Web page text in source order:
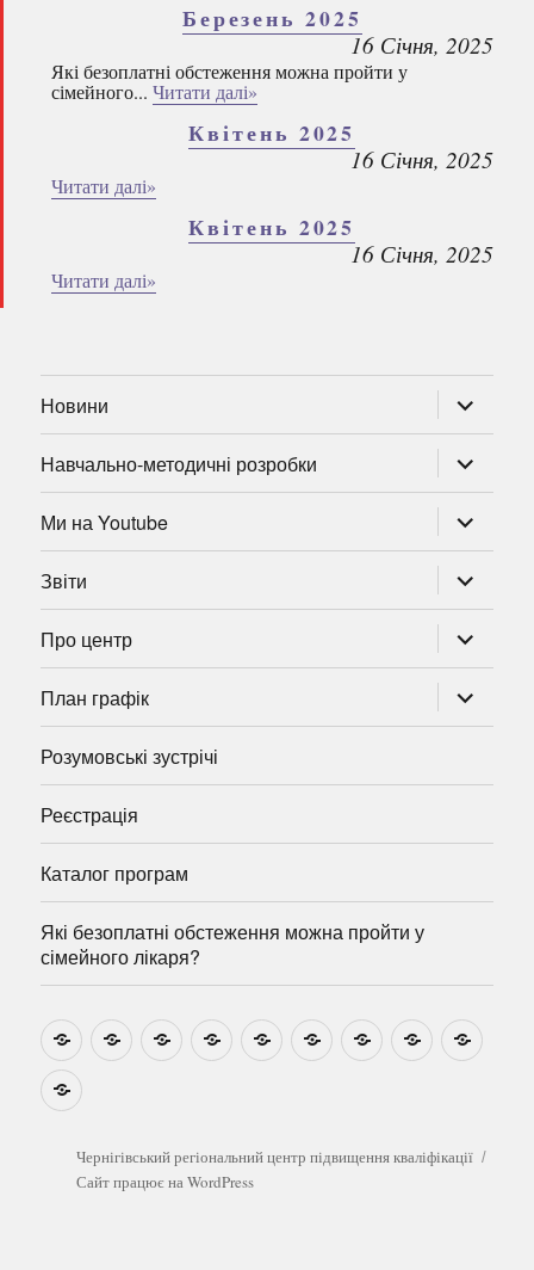
Березень 2025
16 Січня, 2025
Які безоплатні обстеження можна пройти у
сімейного... Читати далі»
Квітень 2025
16 Січня, 2025
Читати далі»
Квітень 2025
16 Січня, 2025
Читати далі»
Новини
підменю
Навчально-методичні розробки
підменю
Ми на Youtube
підменю
Звіти
підменю
Про центр
підменю
План графік
підменю
Розумовські зустрічі
Реєстрація
Каталог програм
Які безоплатні обстеження можна пройти у
сімейного лікаря?
НовиниНавчально-
методичні
Ми
на
Звіти Про
центр
План
графік
Розумовські
зустрічі
Реєстрація
Які
безоплатні
можна
пройти
у
Чернігівський регіональний центр підвищення кваліфікації
Сайт працює на WordPress